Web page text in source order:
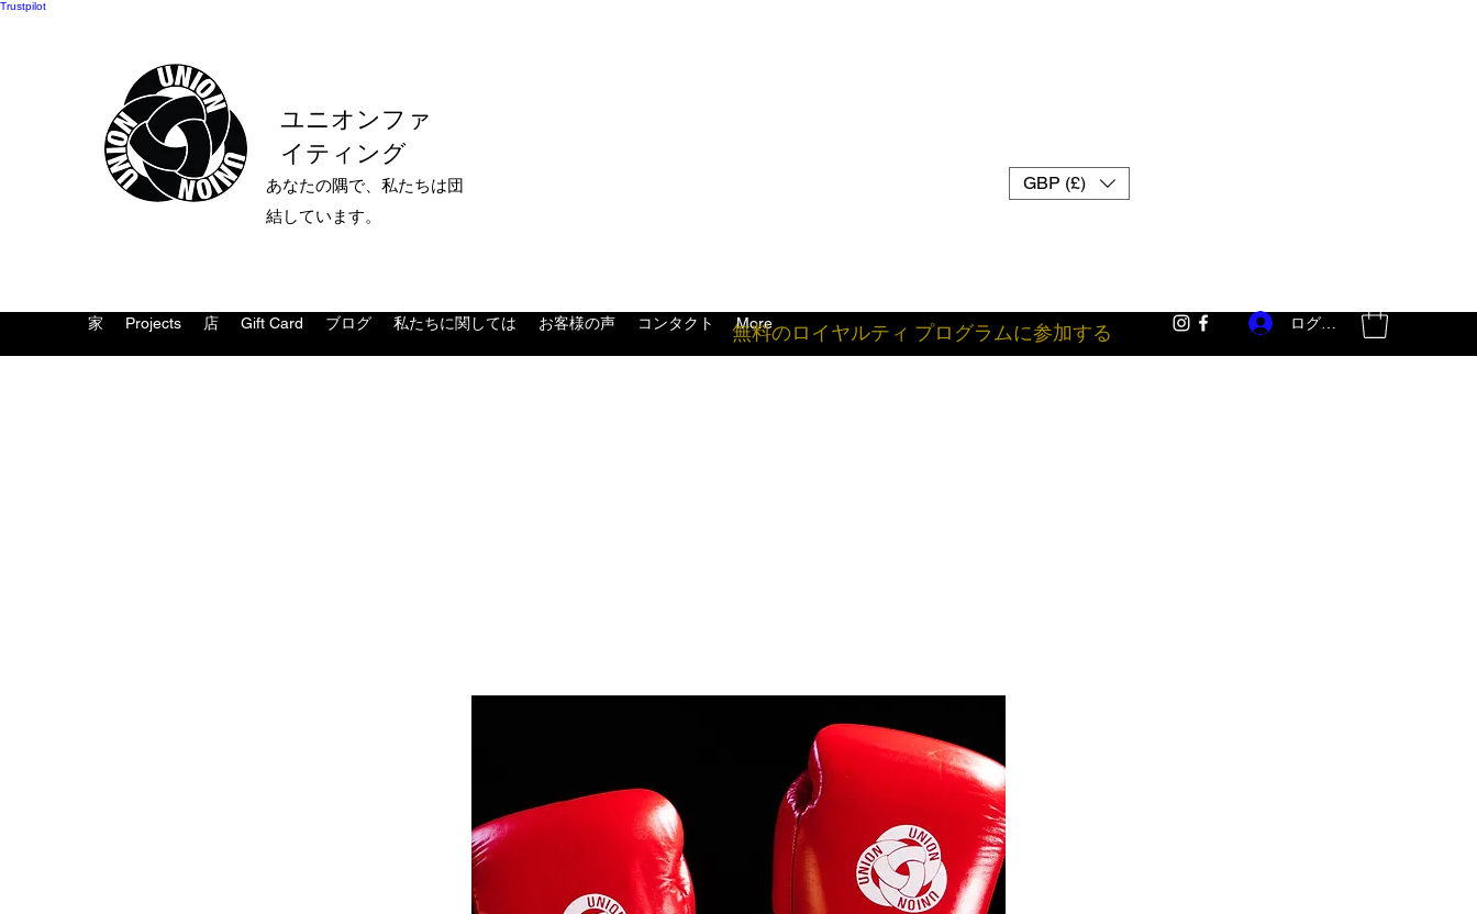
Trustpilot
ユニオンファ
イティング
あなたの隅で、私たちは団
結しています。
GBP (£)
家 Projects 店 Gift Card ブログ 私たちに関しては お客様の声 コンタクト More ログイン
無料のロイヤルティ プログラムに参加する